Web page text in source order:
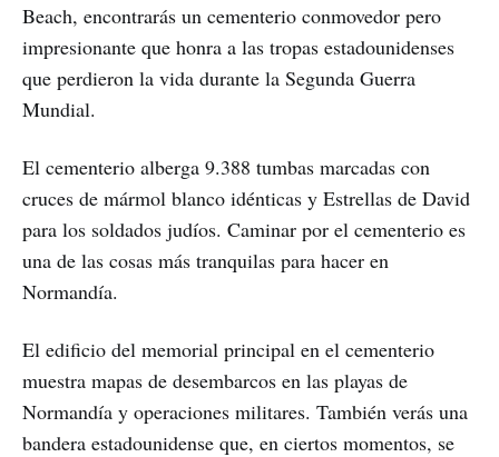
Beach, encontrarás un cementerio conmovedor pero
impresionante que honra a las tropas estadounidenses
que perdieron la vida durante la Segunda Guerra
Mundial.
El cementerio alberga 9.388 tumbas marcadas con
cruces de mármol blanco idénticas y Estrellas de David
para los soldados judíos. Caminar por el cementerio es
una de las cosas más tranquilas para hacer en
Normandía.
El edificio del memorial principal en el cementerio
muestra mapas de desembarcos en las playas de
Normandía y operaciones militares. También verás una
bandera estadounidense que, en ciertos momentos, se